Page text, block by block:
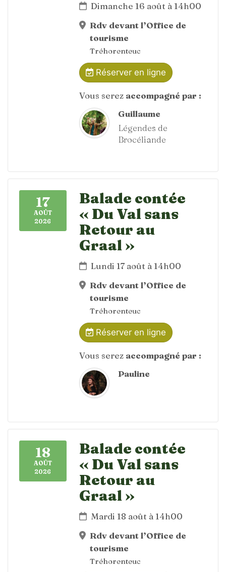
Dimanche 16 août à 14h00
Rdv devant l’Office de
tourisme
Tréhorenteuc
Réserver en ligne
Vous serez accompagné par :
Guillaume
Légendes de
Brocéliande
17
AOÛT
2026
Balade contée
« Du Val sans
Retour au
Graal »
Lundi 17 août à 14h00
Rdv devant l’Office de
tourisme
Tréhorenteuc
Réserver en ligne
Vous serez accompagné par :
Pauline
18
AOÛT
2026
Balade contée
« Du Val sans
Retour au
Graal »
Mardi 18 août à 14h00
Rdv devant l’Office de
tourisme
Tréhorenteuc